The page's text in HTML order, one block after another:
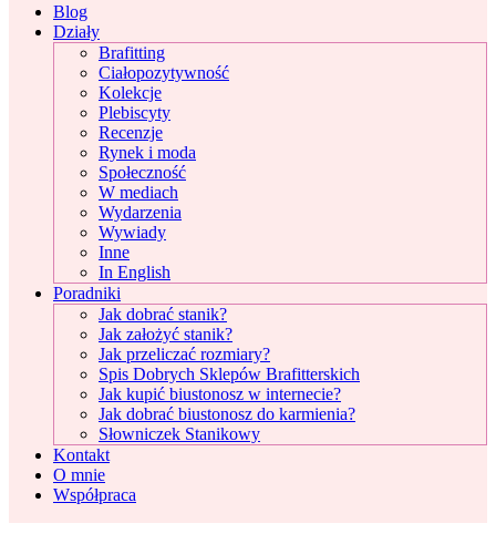
Blog
Działy
Brafitting
Ciałopozytywność
Kolekcje
Plebiscyty
Recenzje
Rynek i moda
Społeczność
W mediach
Wydarzenia
Wywiady
Inne
In English
Poradniki
Jak dobrać stanik?
Jak założyć stanik?
Jak przeliczać rozmiary?
Spis Dobrych Sklepów Brafitterskich
Jak kupić biustonosz w internecie?
Jak dobrać biustonosz do karmienia?
Słowniczek Stanikowy
Kontakt
O mnie
Współpraca